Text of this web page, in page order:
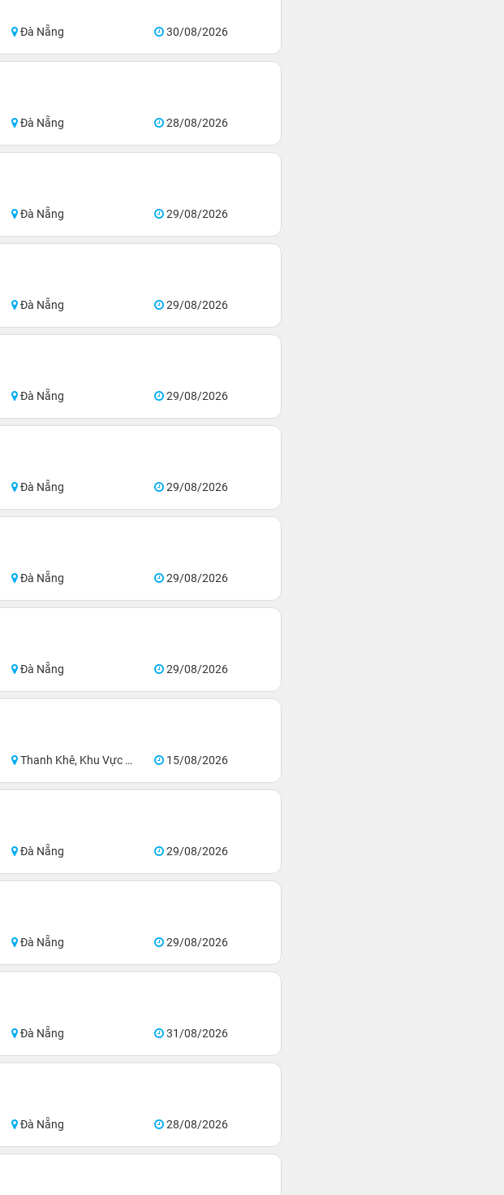
Đà Nẵng 30/08/2026
Đà Nẵng 28/08/2026
Đà Nẵng 29/08/2026
Đà Nẵng 29/08/2026
Đà Nẵng 29/08/2026
Đà Nẵng 29/08/2026
Đà Nẵng 29/08/2026
Đà Nẵng 29/08/2026
Thanh Khê, Khu Vực Lân Cận Đà Nẵng 15/08/2026
Đà Nẵng 29/08/2026
Đà Nẵng 29/08/2026
Đà Nẵng 31/08/2026
Đà Nẵng 28/08/2026